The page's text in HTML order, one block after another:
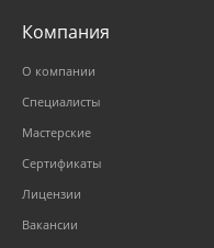
Компания
О компании
Специалисты
Мастерские
Сертификаты
Лицензии
Вакансии